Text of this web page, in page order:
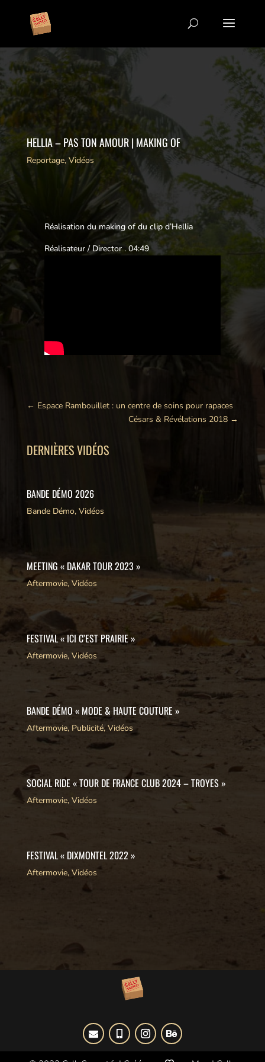
HELLIA – PAS TON AMOUR | MAKING OF
Reportage, Vidéos
Réalisation du making of du clip d’Hellia
Réalisateur / Director . 04:49
← Espace Rambouillet : un centre de soins pour rapaces
Césars & Révélations 2018 →
DERNIÈRES VIDÉOS
BANDE DÉMO 2026
Bande Démo, Vidéos
MEETING « DAKAR TOUR 2023 »
Aftermovie, Vidéos
FESTIVAL « ICI C’EST PRAIRIE »
Aftermovie, Vidéos
BANDE DÉMO « MODE & HAUTE COUTURE »
Aftermovie, Publicité, Vidéos
SOCIAL RIDE « TOUR DE FRANCE CLUB 2024 – TROYES »
Aftermovie, Vidéos
FESTIVAL « DIXMONTEL 2022 »
Aftermovie, Vidéos